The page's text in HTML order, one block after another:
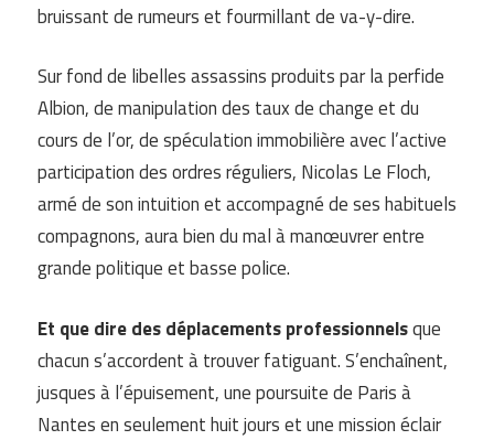
bruissant de rumeurs et fourmillant de va-y-dire.
Sur fond de libelles assassins produits par la perfide
Albion, de manipulation des taux de change et du
cours de l’or, de spéculation immobilière avec l’active
participation des ordres réguliers, Nicolas Le Floch,
armé de son intuition et accompagné de ses habituels
compagnons, aura bien du mal à manœuvrer entre
grande politique et basse police.
Et que dire des déplacements professionnelsque
chacun s’accordent à trouver fatiguant. S’enchaînent,
jusques à l’épuisement, une poursuite de Paris à
Nantes en seulement huit jours et une mission éclair